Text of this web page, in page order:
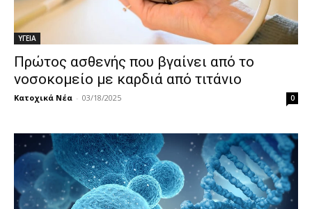
ΥΓΕΙΑ
Πρώτος ασθενής που βγαίνει από το
νοσοκομείο με καρδιά από τιτάνιο
Κατοχικά Νέα - 03/18/2025 0